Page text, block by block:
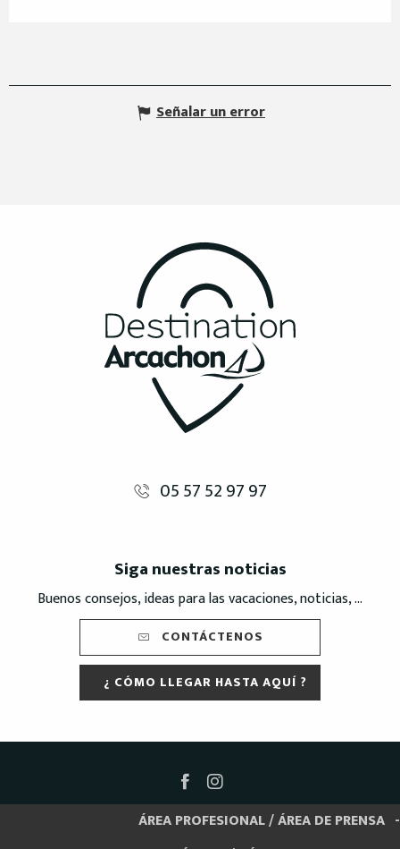
Señalar un error
05 57 52 97 97
Siga nuestras noticias
Buenos consejos, ideas para las vacaciones, noticias, ...
CONTÁCTENOS
¿ CÓMO LLEGAR HASTA AQUÍ ?
ÁREA PROFESIONAL / ÁREA DE PRENSA